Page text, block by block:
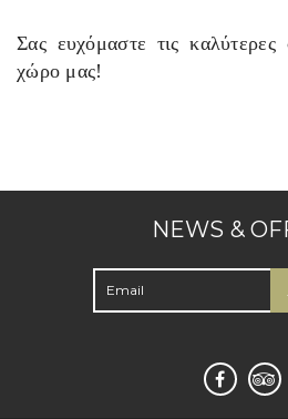
Σας ευχόμαστε τις καλύτερες
χώρο μας!
NEWS &